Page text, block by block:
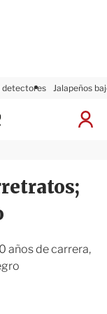
detectores Jalapeños
I
s
i
x
i
r
años de carrera,